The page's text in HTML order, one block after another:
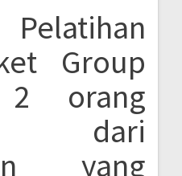
Group
2 orang
dari
yang